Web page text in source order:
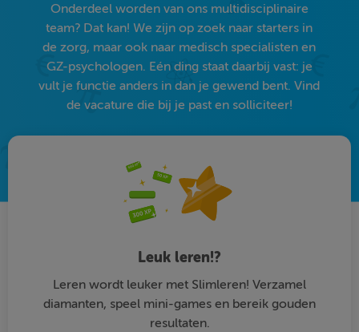
Onderdeel worden van ons multidisciplinaire
team? Dat kan! We zijn op zoek naar starters in
de zorg, maar ook naar medisch specialisten en
GZ-psychologen. Eén ding staat daarbij vast: je
vult je functie anders in dan je gewend bent. Vind
de vacature die bij je past en solliciteer!
Leuk leren!?
Leren wordt leuker met Slimleren! Verzamel
diamanten, speel mini-games en bereik gouden
resultaten.